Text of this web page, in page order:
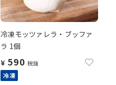
冷凍モッツァレラ・ブッファ
ラ 1個
¥ 590 税抜
冷凍